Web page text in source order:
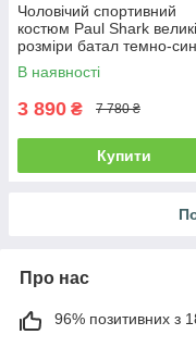
Чоловічий спортивний
костюм Paul Shark великі
розміри батал темно-
В наявності
3 890 ₴ 7 780 ₴
Купити
Про нас
96% позитивних з